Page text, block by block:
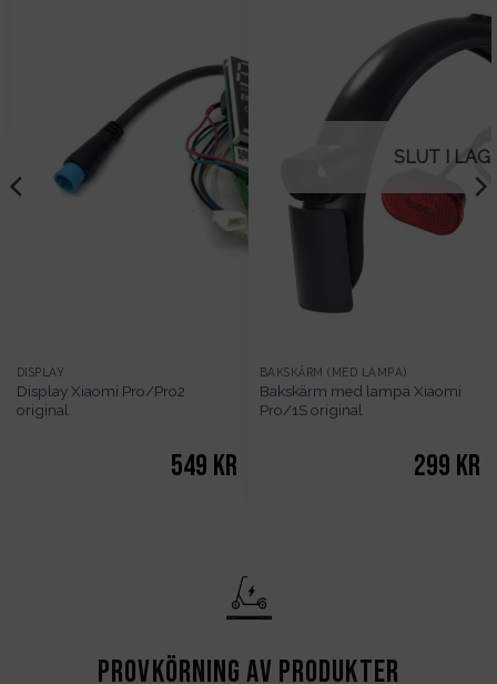
DISPLAY
Display Xiaomi Pro/Pro2
original
549 kr
SLUT I
BAKSKÄRM (MED LAMPA)
Bakskärm med lampa Xiaomi
Pro/1S original
299 kr
Provkörning av produkter